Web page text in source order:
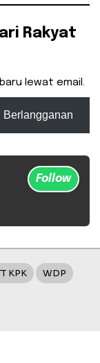
Rakyat
lewat email.
Berlangganan
Follow
KPK WDP